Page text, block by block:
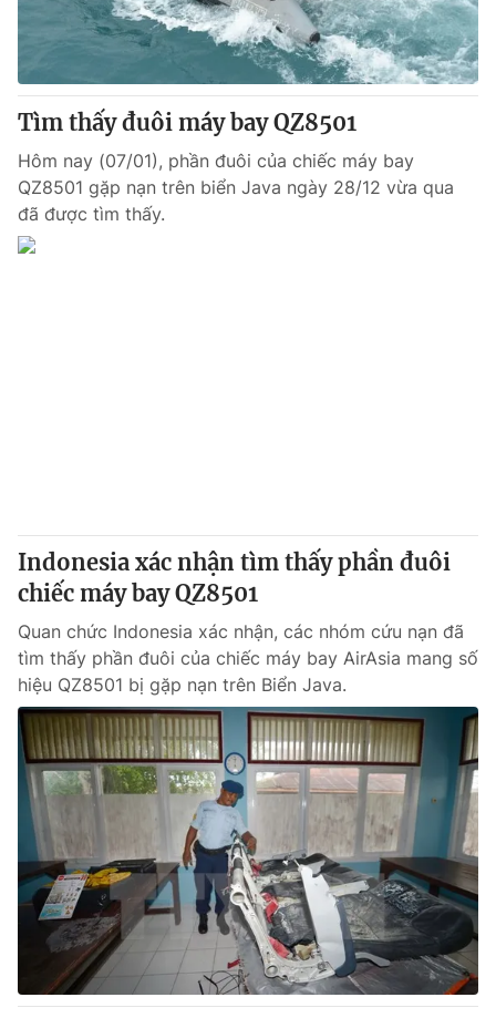
Thị trường 24h Tấm lòng Việt
VTV4 Vươn mình bằng AI
VTV8
Liên hệ tòa soạn English
cấp ngày 29/12/2023
Tổng Biên tập:Vũ Thanh Thủy
Phó Tổng Biên tập:Nguyễn Thị Mỹ Hạnh, Phạm Quốc Thắng,
Nguyễn Trọng Ninh
Tổng đài VTV:024.38 355 931 - 024.38 355 932
Ðiện thoại Thời báo VTV:024.66 897 897
Email:toasoan@vtv.vn
Liên hệ quảng cáo: 024-7300.7108
Tìm thấy đuôi máy bay QZ8501
Hôm nay (07/01), phần đuôi của chiếc máy bay
QZ8501 gặp nạn trên biển Java ngày 28/12 vừa qua
đã được tìm thấy.
Indonesia xác nhận tìm thấy phần đuôi
chiếc máy bay QZ8501
Quan chức Indonesia xác nhận, các nhóm cứu nạn đã
tìm thấy phần đuôi của chiếc máy bay AirAsia mang số
hiệu QZ8501 bị gặp nạn trên Biển Java.